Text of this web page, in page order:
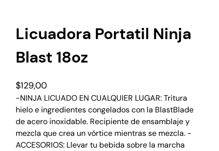
Licuadora Portatil Ninja
Blast 18oz
$129,00
-NINJA LICUADO EN CUALQUIER LUGAR: Tritura
hielo e ingredientes congelados con la BlastBlade
de acero inoxidable. Recipiente de ensamblaje y
mezcla que crea un vórtice mientras se mezcla. -
ACCESORIOS: Llevar tu bebida sobre la marcha